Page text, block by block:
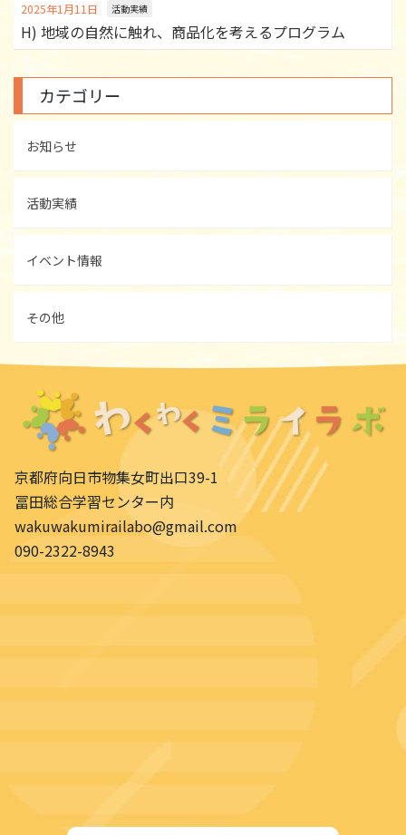
2025年1月11日 活動実績
H) 地域の自然に触れ、商品化を考えるプログラム
カテゴリー
お知らせ
活動実績
イベント情報
その他
京都府向日市物集女町出口39-1
冨田総合学習センター内
wakuwakumirailabo@gmail.com
090-2322-8943